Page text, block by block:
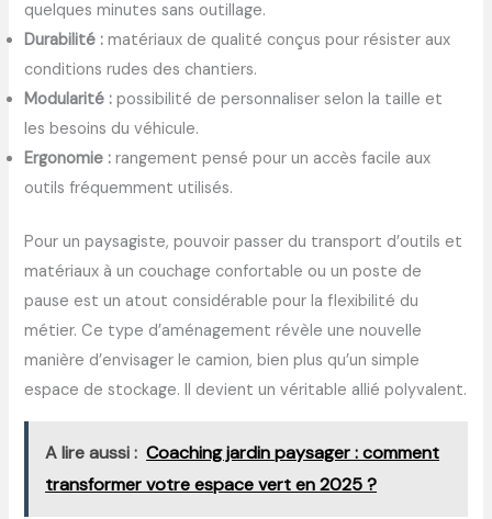
quelques minutes sans outillage.
Durabilité : matériaux de qualité conçus pour résister aux
conditions rudes des chantiers.
Modularité : possibilité de personnaliser selon la taille et
les besoins du véhicule.
Ergonomie : rangement pensé pour un accès facile aux
outils fréquemment utilisés.
Pour un paysagiste, pouvoir passer du transport d’outils et
matériaux à un couchage confortable ou un poste de
pause est un atout considérable pour la flexibilité du
métier. Ce type d’aménagement révèle une nouvelle
manière d’envisager le camion, bien plus qu’un simple
espace de stockage. Il devient un véritable allié polyvalent.
A lire aussi : Coaching jardin paysager : comment
transformer votre espace vert en 2025 ?